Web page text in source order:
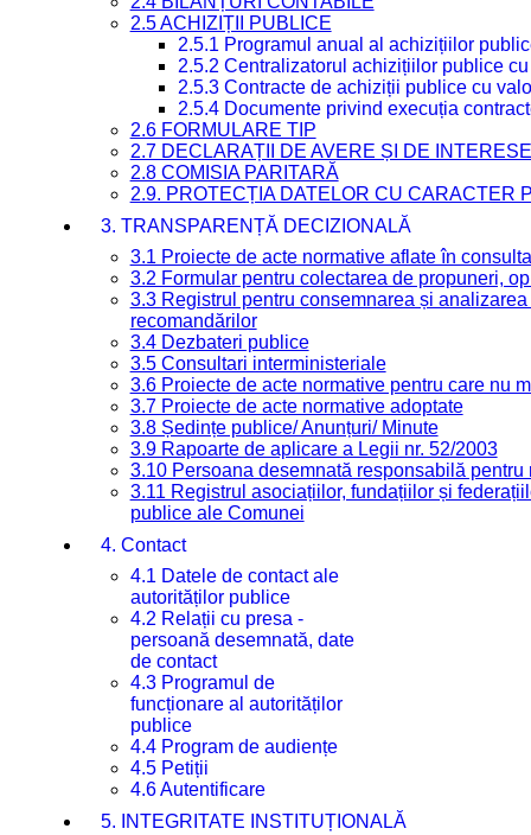
2.5 ACHIZIȚII PUBLICE
2.5.1 Programul anual al achizițiilor
2.5.2 Centralizatorul achizițiilor publice
2.5.3 Contracte de achiziții publice cu
2.5.4 Documente privind execuția
2.6 FORMULARE TIP
2.7 DECLARAȚII DE AVERE ȘI DE INTERESE
2.8 COMISIA PARITARĂ
2.9. PROTECȚIA DATELOR CU CARACTER
3. TRANSPARENȚĂ DECIZIONALĂ
3.1 Proiecte de acte normative aflate în
3.2 Formular pentru colectarea de propuneri,
3.3 Registrul pentru consemnarea și
recomandărilor
3.4 Dezbateri publice
3.5 Consultari interministeriale
3.6 Proiecte de acte normative pentru care nu
3.7 Proiecte de acte normative adoptate
3.8 Ședințe publice/ Anunțuri/ Minute
3.9 Rapoarte de aplicare a Legii nr. 52/2003
3.10 Persoana desemnată responsabilă
3.11 Registrul asociațiilor, fundațiilor și
publice ale Comunei
4. Contact
4.1 Datele de contact ale
autorităților publice
4.2 Relații cu presa -
persoană desemnată, date
de contact
4.3 Programul de
funcționare al autorităților
publice
4.4 Program de audiențe
4.5 Petiții
4.6 Autentificare
5. INTEGRITATE INSTITUȚIONALĂ